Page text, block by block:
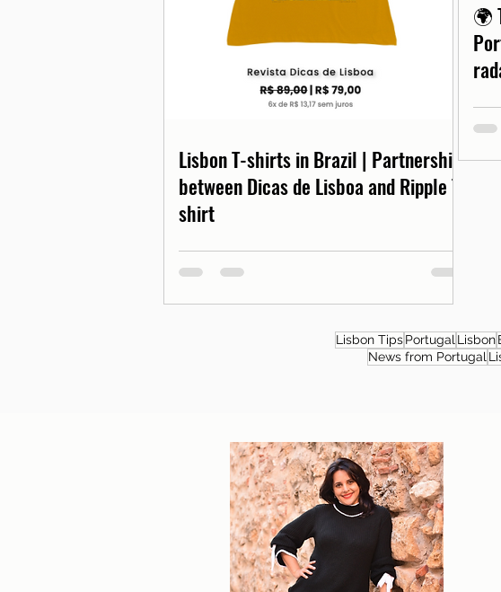
Lisbon T-shirts in Brazil | Partnership
between Dicas de Lisboa and Ripple T-
shirt
🌍
Lisbon TipsPortugal Lisbon
News from Portugal